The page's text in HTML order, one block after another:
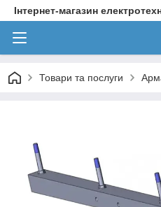
Інтернет-магазин
Товари та послуги